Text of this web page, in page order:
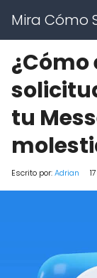
Mira Cómo
tu
Escrito por:Adrian